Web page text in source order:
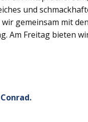
und
gemeinsam mit
Am Freitag bieten